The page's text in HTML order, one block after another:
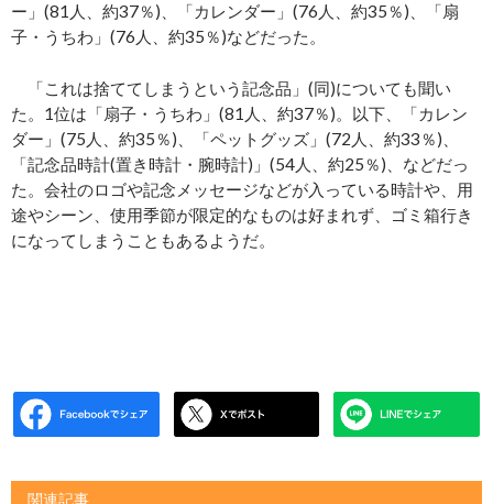
ー」(81人、約37％)、「カレンダー」(76人、約35％)、「扇
子・うちわ」(76人、約35％)などだった。
「これは捨ててしまうという記念品」(同)についても聞い
た。1位は「扇子・うちわ」(81人、約37％)。以下、「カレン
ダー」(75人、約35％)、「ペットグッズ」(72人、約33％)、
「記念品時計(置き時計・腕時計)」(54人、約25％)、などだっ
た。会社のロゴや記念メッセージなどが入っている時計や、用
途やシーン、使用季節が限定的なものは好まれず、ゴミ箱行き
になってしまうこともあるようだ。
関連記事